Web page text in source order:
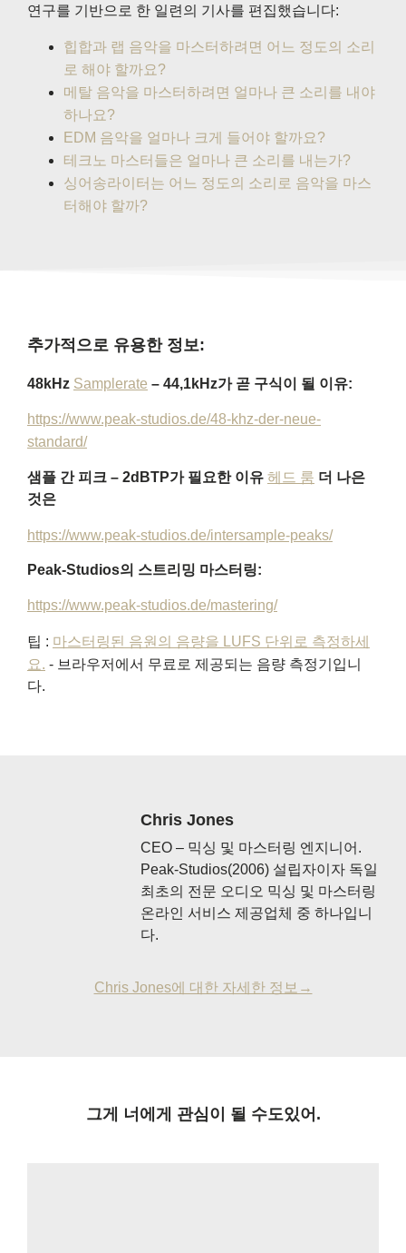
연구를 기반으로 한 일련의 기사를 편집했습니다:
힙합과 랩 음악을 마스터하려면 어느 정도의 소리
로 해야 할까요?
메탈 음악을 마스터하려면 얼마나 큰 소리를 내야
하나요?
EDM 음악을 얼마나 크게 들어야 할까요?
테크노 마스터들은 얼마나 큰 소리를 내는가?
싱어송라이터는 어느 정도의 소리로 음악을 마스
터해야 할까?
추가적으로 유용한 정보:
48kHz Samplerate – 44,1kHz가 곧 구식이 될 이유:
https://www.peak-studios.de/48-khz-der-neue-
standard/
샘플 간 피크 – 2dBTP가 필요한 이유 헤드 룸 더 나은
것은
https://www.peak-studios.de/intersample-peaks/
Peak-Studios의 스트리밍 마스터링:
https://www.peak-studios.de/mastering/
팁 : 마스터링된 음원의 음량을 LUFS 단위로 측정하세
요. - 브라우저에서 무료로 제공되는 음량 측정기입니
다.
Chris Jones
CEO – 믹싱 및 마스터링 엔지니어.
Peak-Studios(2006) 설립자이자 독일
최초의 전문 오디오 믹싱 및 마스터링
온라인 서비스 제공업체 중 하나입니
다.
Chris Jones에 대한 자세한 정보→
그게 너에게 관심이 될 수도있어.